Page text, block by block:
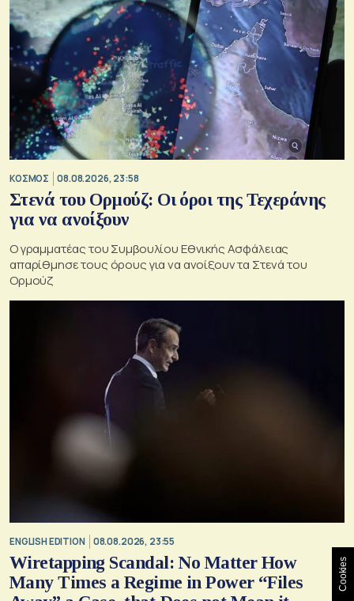
ΚΟΣΜΟΣ 08.08.2026, 23:58
Στενά του Ορμούζ: Οι όροι της Τεχεράνης
για να ανοίξουν
Ο γραμματέας του Συμβουλίου Εθνικής Ασφάλειας
απαρίθμησε τους όρους για να ανοίξουν τα Στενά του
Ορμούζ
ENGLISH EDITION 08.08.2026, 23:55
Wiretapping Scandal: No Matter How
Many Times a Regime in Power “Files
Cookies